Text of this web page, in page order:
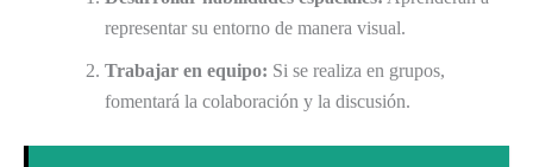
representar su entorno de manera visual.
Trabajar en equipo: Si se realiza en grupos,
fomentará la colaboración y la discusión.